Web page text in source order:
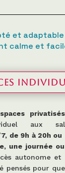
et adaptable
calme et
aux
de 9h à 20h ou
une journée
autonome et
pensés pour